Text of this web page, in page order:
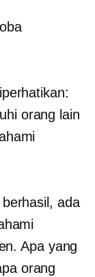
orang lain
ada
Apa yang
orang